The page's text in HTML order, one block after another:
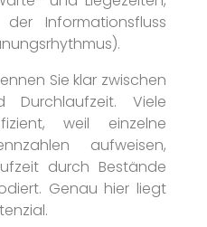
Informationsfluss
Sie klar zwischen
Durchlaufzeit. Viele
weil einzelne
aufweisen,
durch Bestände
Genau hier liegt